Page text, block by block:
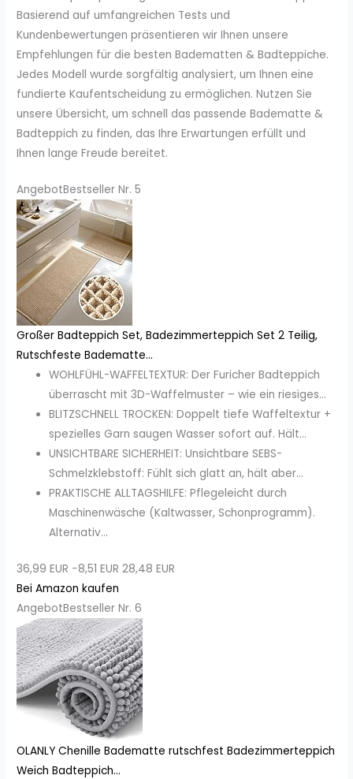
Basierend auf umfangreichen Tests und
Kundenbewertungen präsentieren wir Ihnen unsere
Empfehlungen für die besten Badematten & Badteppiche.
Jedes Modell wurde sorgfältig analysiert, um Ihnen eine
fundierte Kaufentscheidung zu ermöglichen. Nutzen Sie
unsere Übersicht, um schnell das passende Badematte &
Badteppich zu finden, das Ihre Erwartungen erfüllt und
Ihnen lange Freude bereitet.
AngebotBestseller Nr. 5
Großer Badteppich Set, Badezimmerteppich Set 2 Teilig,
Rutschfeste Badematte...
WOHLFÜHL-WAFFELTEXTUR: Der Furicher Badteppich
überrascht mit 3D-Waffelmuster – wie ein riesiges...
BLITZSCHNELL TROCKEN: Doppelt tiefe Waffeltextur +
spezielles Garn saugen Wasser sofort auf. Hält...
UNSICHTBARE SICHERHEIT: Unsichtbare SEBS-
Schmelzklebstoff: Fühlt sich glatt an, hält aber...
PRAKTISCHE ALLTAGSHILFE: Pflegeleicht durch
Maschinenwäsche (Kaltwasser, Schonprogramm).
Alternativ...
36,99 EUR −8,51 EUR 28,48 EUR
Bei Amazon kaufen
AngebotBestseller Nr. 6
OLANLY Chenille Badematte rutschfest Badezimmerteppich
Weich Badteppich...